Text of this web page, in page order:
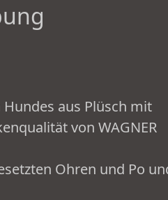
aus Plüsch mit
von WAGNER
Ohren und Po